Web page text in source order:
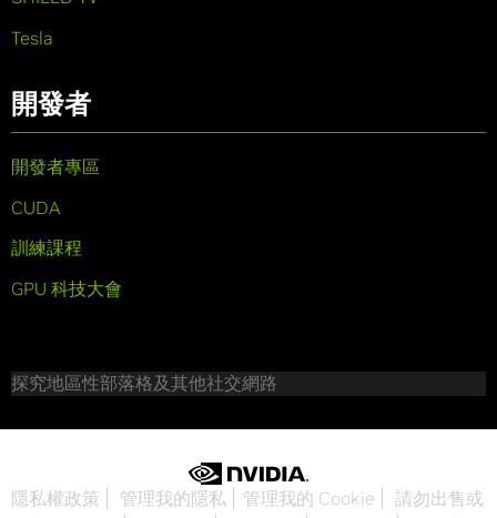
Tesla
開發者
開發者專區
CUDA
訓練課程
GPU 科技大會
探究地區性部落格及其他社交網路
隱私權政策 管理我的隱私 管理我的 Cookie
請勿出售或